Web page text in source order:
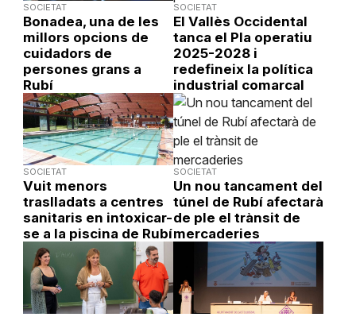
SOCIETAT
Bonadea, una de les
millors opcions de
cuidadors de
persones grans a
Rubí
SOCIETAT
El Vallès Occidental
tanca el Pla operatiu
2025-2028 i
redefineix la política
industrial comarcal
SOCIETAT
Vuit menors
traslladats a centres
sanitaris en intoxicar-
se a la piscina de Rubí
SOCIETAT
Un nou tancament del
túnel de Rubí afectarà
de ple el trànsit de
mercaderies